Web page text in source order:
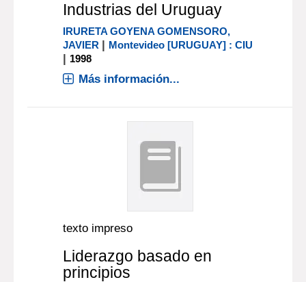
Industrias del Uruguay
IRURETA GOYENA GOMENSORO,
JAVIER | Montevideo [URUGUAY] : CIU
| 1998
Más información...
texto impreso
Liderazgo basado en
principios